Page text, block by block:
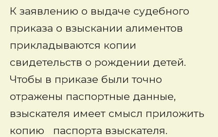
К заявлению о выдаче судебного
приказа о взыскании алиментов
прикладываются копии
свидетельств о рождении детей.
Чтобы в приказе были точно
отражены паспортные данные,
взыскателя имеет смысл приложить
копию паспорта взыскателя.